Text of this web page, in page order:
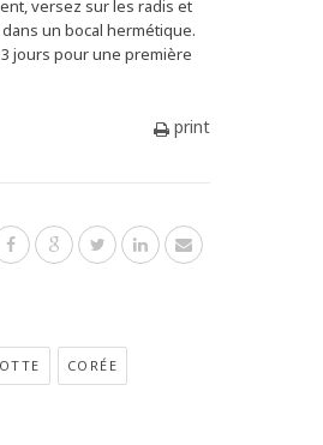
versez sur les radis et
un bocal hermétique.
jours pour une première
print
CORÉE